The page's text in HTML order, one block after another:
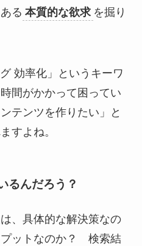
る 本質的な欲求 を掘り
効率化」というキーワ
間がかかって困ってい
テンツを作りたい」と
すよね。
るんだろう？
、具体的な解決策なの
プットなのか？ 検索結